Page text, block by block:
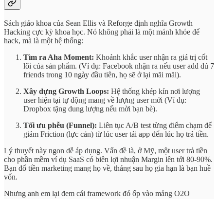
Sách giáo khoa của Sean Ellis và Reforge định nghĩa Growth
Hacking cực kỳ khoa học. Nó không phải là một mánh khóe để
hack, mà là một hệ thống:
Tìm ra Aha Moment: Khoảnh khắc user nhận ra giá trị cốt
lõi của sản phẩm. (Ví dụ: Facebook nhận ra nếu user add đủ 7
friends trong 10 ngày đầu tiên, họ sẽ ở lại mãi mãi).
Xây dựng Growth Loops: Hệ thống khép kín nơi lượng
user hiện tại tự động mang về lượng user mới (Ví dụ:
Dropbox tặng dung lượng nếu mời bạn bè).
Tối ưu phễu (Funnel): Liên tục A/B test từng điểm chạm để
giảm Friction (lực cản) từ lúc user tải app đến lúc họ trả tiền.
Lý thuyết này ngon dễ áp dụng. Vấn đề là, ở Mỹ, một user trả tiền
cho phần mềm ví dụ SaaS có biên lợi nhuận Margin lên tới 80-90%.
Bạn đổ tiền marketing mang họ về, tháng sau họ gia hạn là bạn huề
vốn.
Nhưng anh em lại đem cái framework đó ốp vào mảng O2O